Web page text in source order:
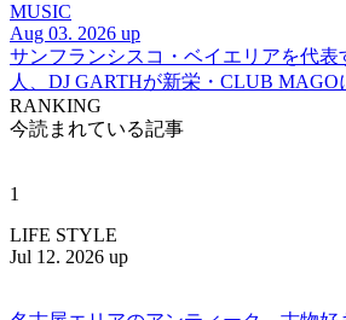
MUSIC
Aug 03. 2026 up
サンフランシスコ・ベイエリアを代表
人、DJ GARTHが新栄・CLUB MAGO
RANKING
今読まれている記事
1
LIFE STYLE
Jul 12. 2026 up